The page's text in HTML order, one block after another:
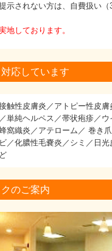
応しています
触性皮膚炎／アトピー性皮膚
単純ヘルペス／帯状疱疹／
窩織炎／アテローム／ 巻き
／化膿性毛嚢炎／シミ／日
のご案内
示されない方は、自費扱い（
地しております。